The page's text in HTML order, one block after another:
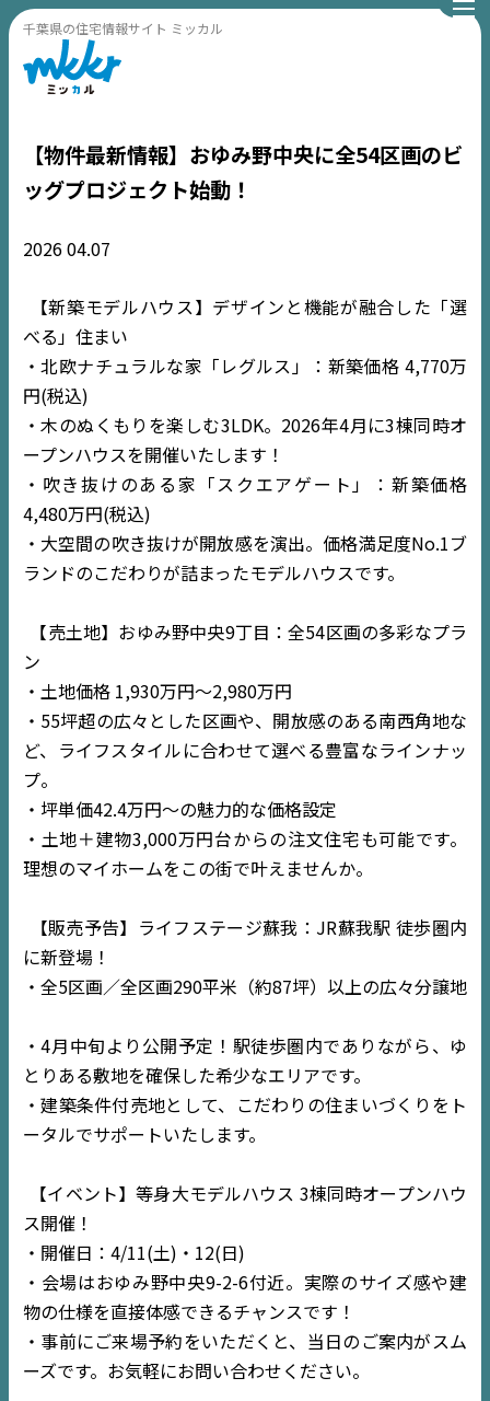
千葉県の住宅情報サイト ミッカル
TOP
NEWS
EVENT
【物件最新情報】おゆみ野中央に全54区画のビ
ッグプロジェクト始動！
202604.07
【新築モデルハウス】デザインと機能が融合した「選
べる」住まい
・北欧ナチュラルな家「レグルス」：新築価格 4,770万
円(税込)
・木のぬくもりを楽しむ3LDK。2026年4月に3棟同時オ
ープンハウスを開催いたします！
・吹き抜けのある家「スクエアゲート」：新築価格
4,480万円(税込)
・大空間の吹き抜けが開放感を演出。価格満足度No.1ブ
ランドのこだわりが詰まったモデルハウスです。
【売土地】おゆみ野中央9丁目：全54区画の多彩なプラ
ン
・土地価格 1,930万円〜2,980万円
・55坪超の広々とした区画や、開放感のある南西角地な
ど、ライフスタイルに合わせて選べる豊富なラインナッ
プ。
・坪単価42.4万円〜の魅力的な価格設定
・土地＋建物3,000万円台からの注文住宅も可能です。
理想のマイホームをこの街で叶えませんか。
【販売予告】ライフステージ蘇我：JR蘇我駅 徒歩圏内
に新登場！
・全5区画／全区画290平米（約87坪）以上の広々分譲地
・4月中旬より公開予定！駅徒歩圏内でありながら、ゆ
とりある敷地を確保した希少なエリアです。
・建築条件付売地として、こだわりの住まいづくりをト
ータルでサポートいたします。
【イベント】等身大モデルハウス 3棟同時オープンハウ
ス開催！
・開催日：4/11(土)・12(日)
・会場はおゆみ野中央9-2-6付近。実際のサイズ感や建
物の仕様を直接体感できるチャンスです！
・事前にご来場予約をいただくと、当日のご案内がスム
ーズです。お気軽にお問い合わせください。